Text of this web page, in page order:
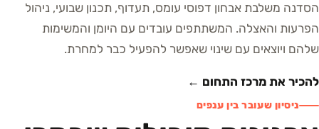
הסדנה משלבת אבחון דפוסי עומס, תעדוף, תכנון שבועי, ניהול
הפרעות והאצלה. המשתתפים עובדים עם היומן והמשימות
שלהם ויוצאים עם שינוי שאפשר להפעיל כבר למחרת.
להכיר את מרכז התחום ←
ניסיון שעובר בין ענפים